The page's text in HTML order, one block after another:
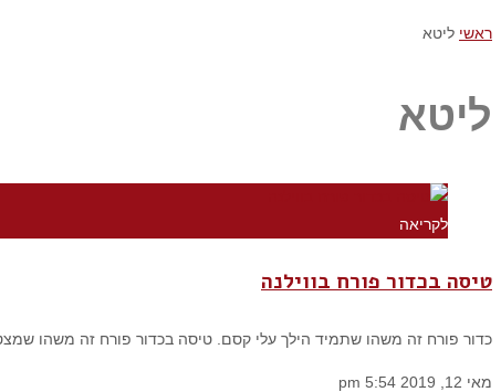
ראשי ליטא
ליטא
לקריאה
טיסה בכדור פורח בווילנה
כדור פורח זה משהו שתמיד הילך עלי קסם. טיסה בכדור פורח זה משהו
מאי 12, 2019 5:54 pm